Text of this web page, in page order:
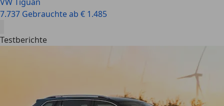
7.737 Gebrauchte ab € 1.485
Testberichte